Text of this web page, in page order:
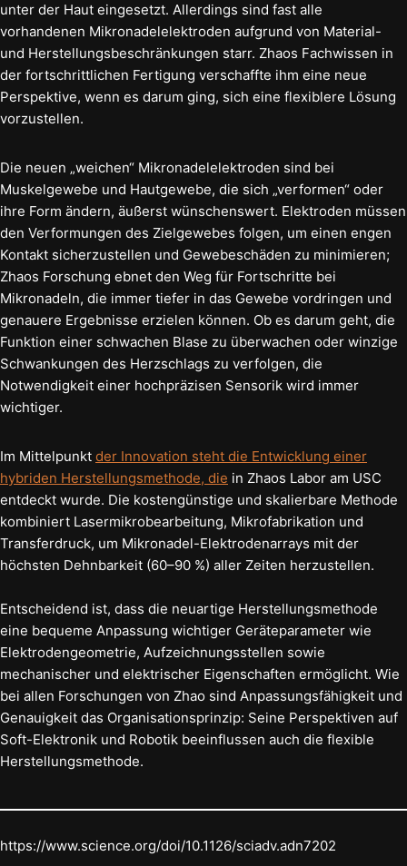
unter der Haut eingesetzt. Allerdings sind fast alle
vorhandenen Mikronadelelektroden aufgrund von Material-
und Herstellungsbeschränkungen starr. Zhaos Fachwissen in
der fortschrittlichen Fertigung verschaffte ihm eine neue
Perspektive, wenn es darum ging, sich eine flexiblere Lösung
vorzustellen.
Die neuen „weichen“ Mikronadelelektroden sind bei
Muskelgewebe und Hautgewebe, die sich „verformen“ oder
ihre Form ändern, äußerst wünschenswert. Elektroden müssen
den Verformungen des Zielgewebes folgen, um einen engen
Kontakt sicherzustellen und Gewebeschäden zu minimieren;
Zhaos Forschung ebnet den Weg für Fortschritte bei
Mikronadeln, die immer tiefer in das Gewebe vordringen und
genauere Ergebnisse erzielen können. Ob es darum geht, die
Funktion einer schwachen Blase zu überwachen oder winzige
Schwankungen des Herzschlags zu verfolgen, die
Notwendigkeit einer hochpräzisen Sensorik wird immer
wichtiger.
Im Mittelpunkt der Innovation steht die Entwicklung einer
hybriden Herstellungsmethode, die in Zhaos Labor am USC
entdeckt wurde. Die kostengünstige und skalierbare Methode
kombiniert Lasermikrobearbeitung, Mikrofabrikation und
Transferdruck, um Mikronadel-Elektrodenarrays mit der
höchsten Dehnbarkeit (60–90 %) aller Zeiten herzustellen.
Entscheidend ist, dass die neuartige Herstellungsmethode
eine bequeme Anpassung wichtiger Geräteparameter wie
Elektrodengeometrie, Aufzeichnungsstellen sowie
mechanischer und elektrischer Eigenschaften ermöglicht. Wie
bei allen Forschungen von Zhao sind Anpassungsfähigkeit und
Genauigkeit das Organisationsprinzip: Seine Perspektiven auf
Soft-Elektronik und Robotik beeinflussen auch die flexible
Herstellungsmethode.
https://www.science.org/doi/10.1126/sciadv.adn7202